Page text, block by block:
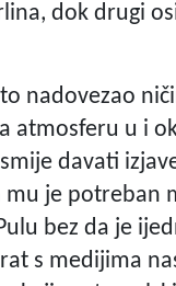
dok drugi
to nadovezao
atmosferu u i
davati
mu je potreban
bez da je
s medijima